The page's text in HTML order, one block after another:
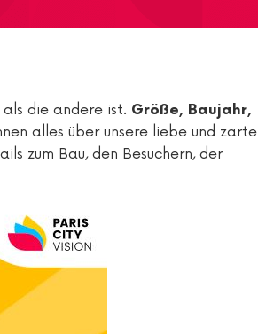
die andere ist. Größe, Baujahr,
alles über unsere liebe und zarte
zum Bau, den Besuchern, der